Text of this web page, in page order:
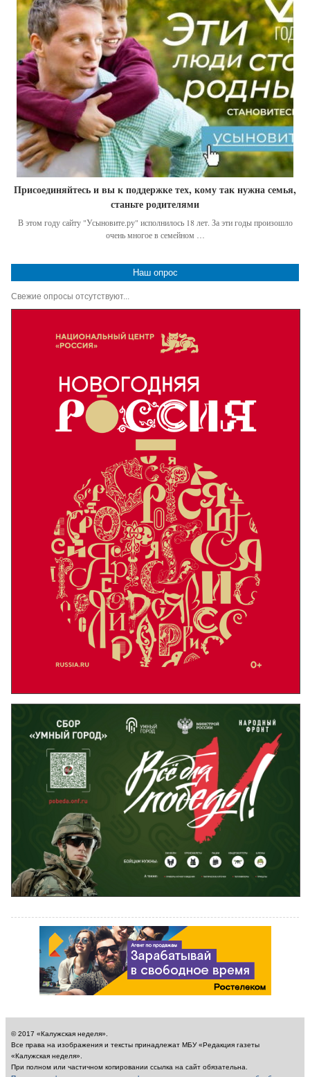
Присоединяйтесь и вы к поддержке тех, кому так нужна семья,
станьте родителями
В этом году сайту "Усыновите.ру" исполнилось 18 лет. За эти годы произошло
очень многое в семейном …
Наш опрос
Свежие опросы отсутствуют...
© 2017 «Калужская неделя».
Все права на изображения и тексты принадлежат МБУ «Редакция газеты
«Калужская неделя».
При полном или частичном копировании ссылка на сайт обязательна.